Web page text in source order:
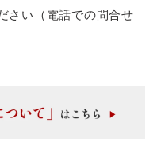
さい（電話での問合せ